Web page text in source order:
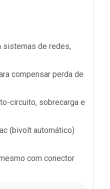
sistemas de redes,
compensar perda de
circuito, sobrecarga e
(bivolt automático)
com conector